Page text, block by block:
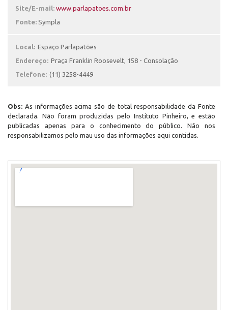
Site/E-mail: www.parlapatoes.com.br
Fonte: Sympla
Local: Espaço Parlapatões
Endereço: Praça Franklin Roosevelt, 158 - Consolação
Telefone: (11) 3258-4449
Obs: As informações acima são de total responsabilidade da Fonte
declarada. Não foram produzidas pelo Instituto Pinheiro, e estão
publicadas apenas para o conhecimento do público. Não nos
responsabilizamos pelo mau uso das informações aqui contidas.